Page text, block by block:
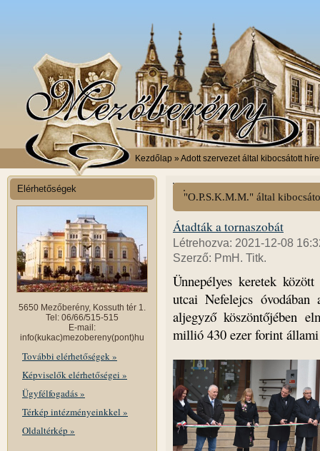
Kezdőlap » Adott szervezet által kibocsátott
Elérhetőségek
5650 Mezőberény, Kossuth tér 1.
Tel: 06/66/515-515
E-mail:
info(kukac)mezobereny(pont)hu
További elérhetőségek »
Képviselők elérhetőségei »
Ügyfélfogadás »
Térkép intézményeinkkel »
Oldaltérkép »
"O.P.S.K.M.M." által
Átadták a tornaszobát
Létrehozva: 2021-12-08
Szerző: PmH. Titk.
Ünnepélyes keretek
utcai Nefelejcs
aljegyző köszöntőjében
millió 430 ezer forint